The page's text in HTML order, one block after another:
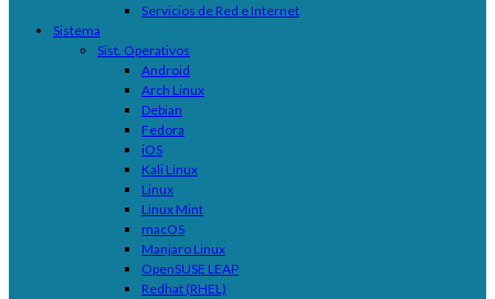
Servicios de Red e Internet
Sistema
Sist. Operativos
Android
Arch Linux
Debian
Fedora
iOS
Kali Linux
Linux
Linux Mint
macOS
Manjaro Linux
OpenSUSE LEAP
Redhat (RHEL)